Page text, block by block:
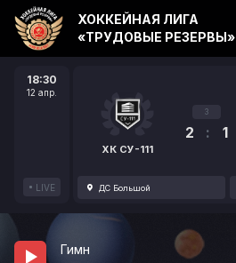
18:30
12 апр.
LIVE
ХК СУ-111
3
2 : 1
ДС Большой
ХОККЕЙНАЯ ЛИГА
«ТРУДОВЫЕ РЕЗЕРВЫ»
Гимн